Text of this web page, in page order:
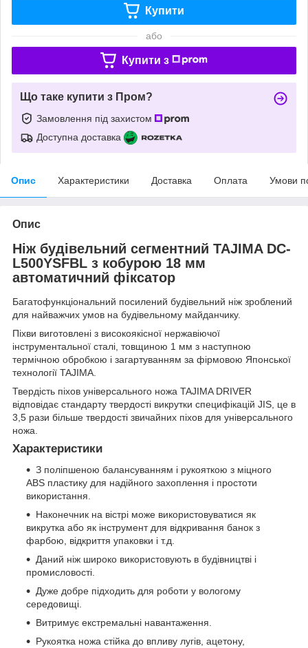
Купити
або
Купити з
Що таке купити з Пром?
Замовлення під захистом
Доступна доставка
Опис Характеристики Доставка Оплата Умови
Опис
Ніж будівельний сегментний TAJIMA DC-
L500YSFBL з кобурою 18 мм
автоматичний фіксатор
Багатофункціональний посилений будівельний ніж зроблений
для найважчих умов на будівельному майданчику.
Піхви виготовлені з високоякісної нержавіючої
інструментальної сталі, товщиною 1 мм з наступною
термічною обробкою і загартуванням за фірмовою Японської
технології TAJIMA.
Твердість піхов універсального ножа TAJIMA DRIVER
відповідає стандарту твердості викрутки специфікацій JIS, це в
3,5 рази більше твердості звичайних піхов для універсального
ножа.
Характеристики
З поліпшеною балансуванням і рукояткою з міцного
ABS пластику для надійного захоплення і простоти
використання.
Наконечник на вістрі може використовуватися як
викрутка або як інструмент для відкривання банок з
фарбою, відкриття упаковки і т.д.
Даний ніж широко використовують в будівництві і
промисловості.
Дуже добре підходить для роботи у вологому
середовищі.
Витримує екстремальні навантаження.
Рукоятка ножа стійка до впливу лугів, ацетону,